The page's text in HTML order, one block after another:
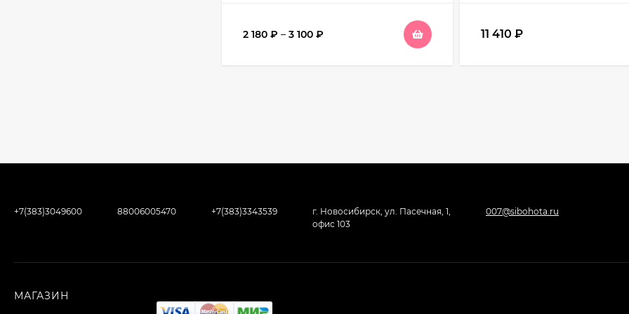
2 180 ₽ – 3 100 ₽ 11 410₽
+7(383)3049600 88006005470 +7(383)3343539
г. Новосибирск, ул. Пасечная, 1,
офис 103
007@sibohota.ru
МАГАЗИН